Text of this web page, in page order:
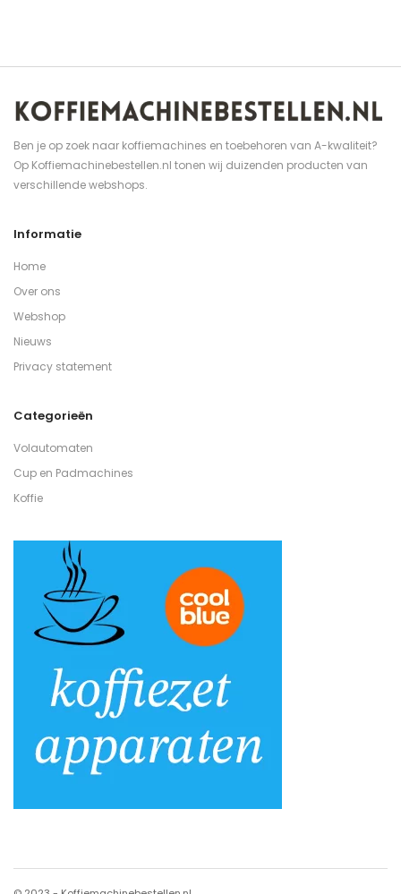
Ben je op zoek naar koffiemachines en toebehoren van A-kwaliteit?
Op Koffiemachinebestellen.nl tonen wij duizenden producten van
verschillende webshops.
Informatie
Home
Over ons
Webshop
Nieuws
Privacy statement
Categorieën
Volautomaten
Cup en Padmachines
Koffie